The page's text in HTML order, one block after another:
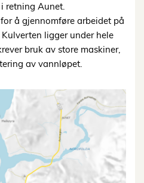
retning Aunet.
å gjennomføre arbeidet på
ligger under hele
bruk av store maskiner,
av vannløpet.